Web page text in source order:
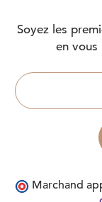
Soyez les
en vous
Marchand